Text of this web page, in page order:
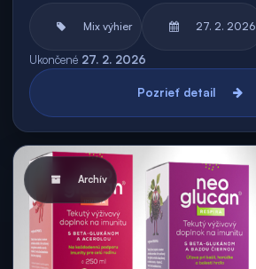
Mix výhier 27. 2. 2026
Ukončené 27. 2. 2026
Pozrieť detail
Archív